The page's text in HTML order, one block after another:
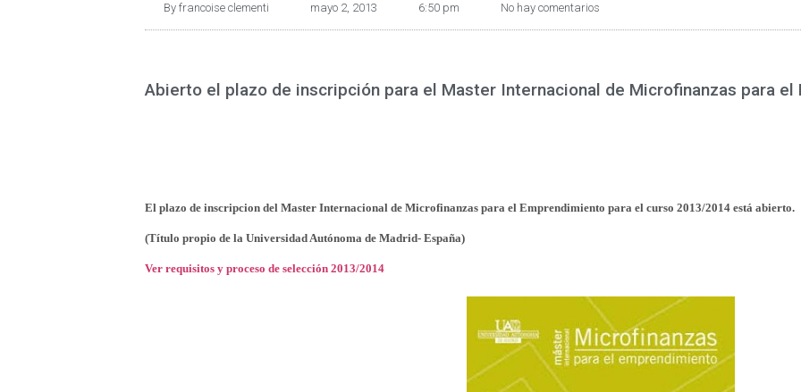
By francoise clementi mayo 2, 2013 6:50 pm No hay comentarios
Abierto el plazo de inscripción para el Master Internacional de Microfinanzas para el
El plazo de inscripcion del Master Internacional de Microfinanzas para el Emprendimiento para el curso 2013/2014 está abierto.
(Título propio de la UniversidadAutónoma de Madrid- España)
Ver requisitos y proceso de selección 2013/2014